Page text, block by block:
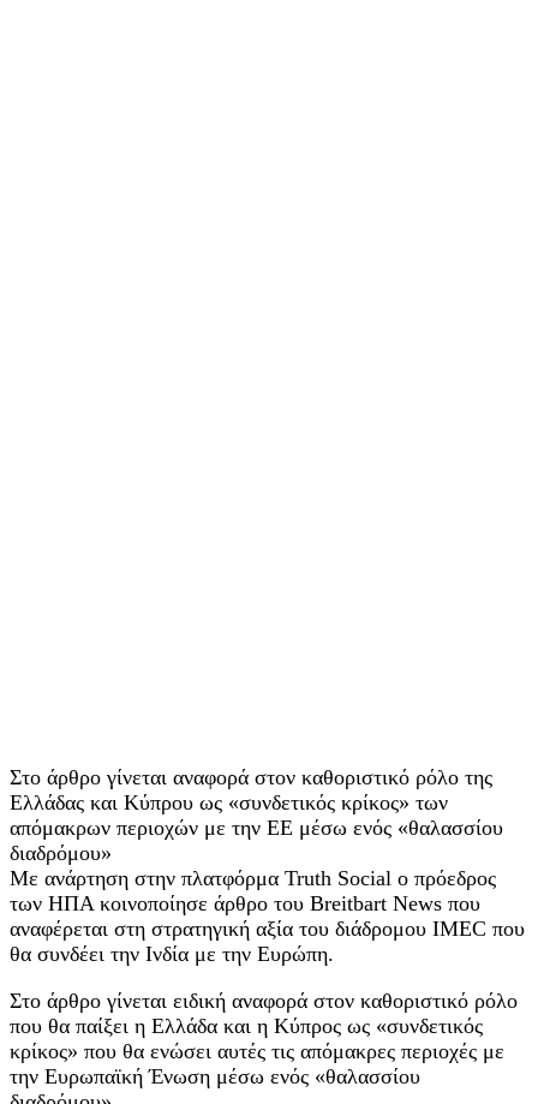
Στο άρθρο γίνεται αναφορά στον καθοριστικό ρόλο της
Ελλάδας και Κύπρου ως «συνδετικός κρίκος» των
απόμακρων περιοχών με την ΕΕ μέσω ενός «θαλασσίου
διαδρόμου»
Με ανάρτηση στην πλατφόρμα Truth Social ο πρόεδρος
των ΗΠΑ κοινοποίησε άρθρο του Breitbart News που
αναφέρεται στη στρατηγική αξία του διάδρομου IMEC που
θα συνδέει την Ινδία με την Ευρώπη.
Στο άρθρο γίνεται ειδική αναφορά στον καθοριστικό ρόλο
που θα παίξει η Ελλάδα και η Κύπρος ως «συνδετικός
κρίκος» που θα ενώσει αυτές τις απόμακρες περιοχές με
την Ευρωπαϊκή Ένωση μέσω ενός «θαλασσίου